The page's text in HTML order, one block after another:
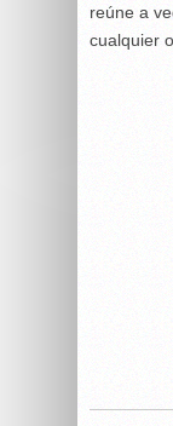
reúne a
cualquier